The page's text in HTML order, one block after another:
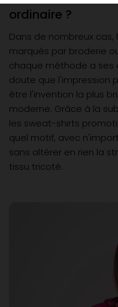
ordinaire ?
Dans de nombreux
marqués par broderie
chaque méthode a ses
doute que l'impression
être l'invention la plus
moderne. Grâce à la
les sweat-shirts
quel motif, avec
sans altérer en rien la
tissu tricoté.